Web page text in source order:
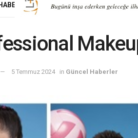
İŞ DÜNYASI EKONOMI
5 Temmuz 2024 in Güncel Haberler